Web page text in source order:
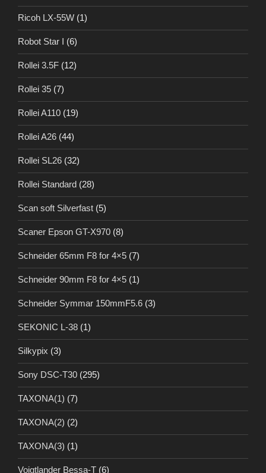
Ricoh LX-55W (1)
Robot Star I (6)
Rollei 3.5F (12)
Rollei 35 (7)
Rollei A110 (19)
Rollei A26 (44)
Rollei SL26 (32)
Rollei Standard (28)
Scan soft Silverfast (5)
Scaner Epson GT-X970 (8)
Schneider 65mm F8 for 4×5 (7)
Schneider 90mm F8 for 4×5 (1)
Schneider Symmar 150mmF5.6 (3)
SEKONIC L-38 (1)
Silkypix (3)
Sony DSC-T30 (295)
TAXONA(1) (7)
TAXONA(2) (2)
TAXONA(3) (1)
Voigtlander Bessa-T (6)